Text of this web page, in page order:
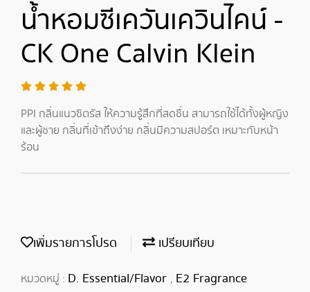
น้ำหอมซีเควันเควินไคน์ -
CK One Calvin Klein
PPI กลิ่นแนวซิตรัส ให้ความรู้สึกที่สดชื่น สามารถใช้ได้ทั้งผู้หญิง
และผู้ชาย กลิ่นที่เข้าถึงง่าย กลิ่นมีความสปอร์ต เหมาะกับหน้า
ร้อน
เพิ่มรายการโปรด เปรียบเทียบ
หมวดหมู่ : D. Essential/Flavor , E2 Fragrance